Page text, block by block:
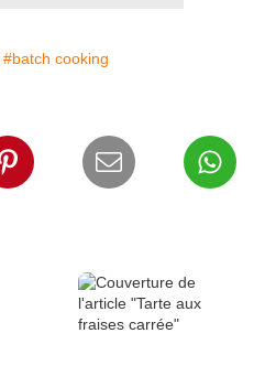
#batch cooking